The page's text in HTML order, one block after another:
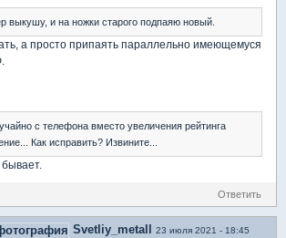
выкушу, и на ножки старого подпаяю новый.
а просто припаять параллельно имеющемуся
с телефона вместо увеличения рейтинга
Как исправить? Извините...
Ответить
Svetliy_metall 23 июля 2021 - 18:45